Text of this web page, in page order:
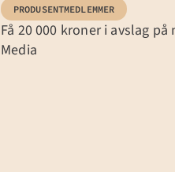
PRODUSENTMEDLEMMER
Få 20 000 kroner i avslag
Media